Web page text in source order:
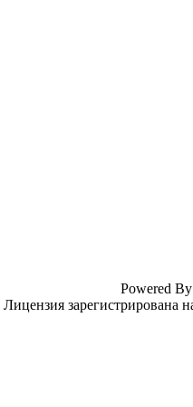
Powered
Лицензия зарегистрирована